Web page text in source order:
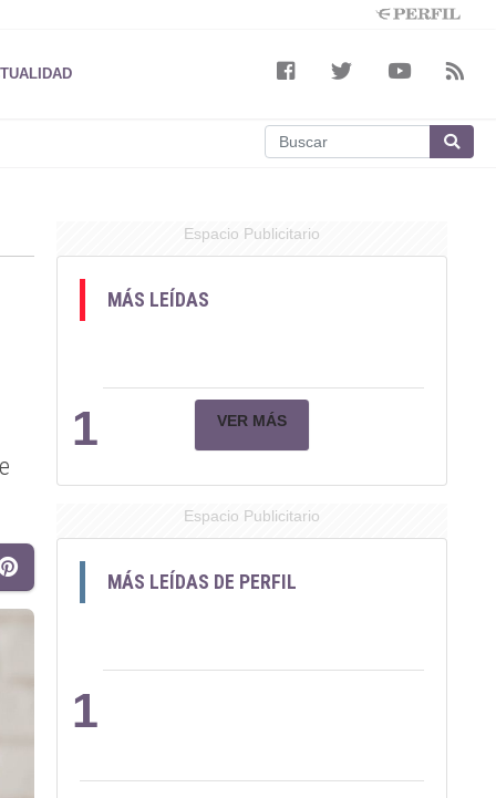
Espacio Publicitario
MÁS LEÍDAS
1 VER MÁS
Espacio Publicitario
MÁS LEÍDAS DE PERFIL
1
2